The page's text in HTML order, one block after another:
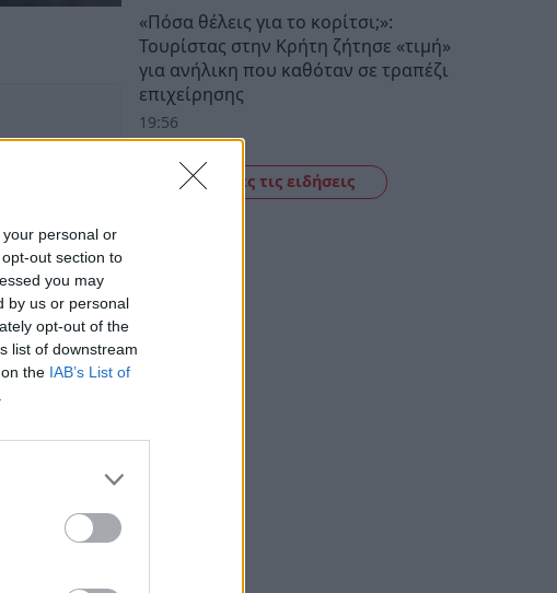
personal or
out section to
you may
by us or personal
opt-out of the
list of downstream
the IAB’s List of
«Πόσα θέλεις για το κορίτσι;»:
Τουρίστας στην Κρήτη ζήτησε «τιμή»
για ανήλικη που καθόταν σε τραπέζι
επιχείρησης
19:56
Δείτε όλες τις ειδήσεις